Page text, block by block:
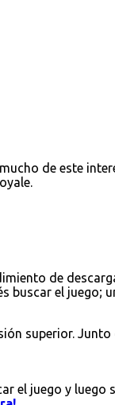
de este
de
buscar el juego;
superior.
el juego y luego